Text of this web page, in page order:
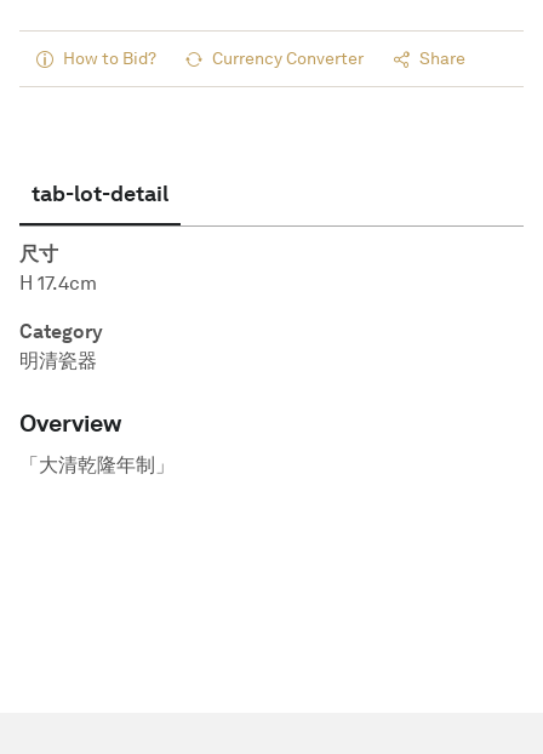
How to Bid? Currency Converter Share
tab-lot-detail
尺寸
H 17.4cm
Category
明清瓷器
Overview
「大清乾隆年制」